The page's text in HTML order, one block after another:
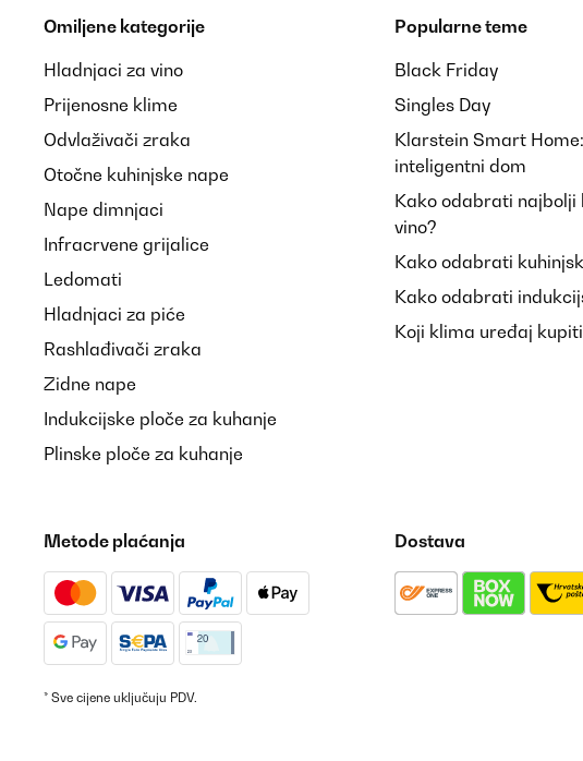
Omiljene kategorije
Hladnjaci za vino
Prijenosne klime
Odvlaživači zraka
Otočne kuhinjske nape
Nape dimnjaci
Infracrvene grijalice
Ledomati
Hladnjaci za piće
Rashlađivači zraka
Zidne nape
Indukcijske ploče za kuhanje
Plinske ploče za kuhanje
Popularne teme
Black Friday
Singles Day
Klarstein Smart
inteligentni dom
Kako odabrati najbolji
vino?
Kako odabrati
Kako odabrati
Koji klima uređaj
Metode plaćanja
* Sve cijene uključuju PDV.
Dostava